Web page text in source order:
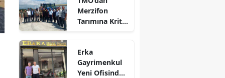
Çorum
Diyarbakır
Merzifon
Tarımına Kritik
Erka
Gayrimenkul
Yeni Ofisinde